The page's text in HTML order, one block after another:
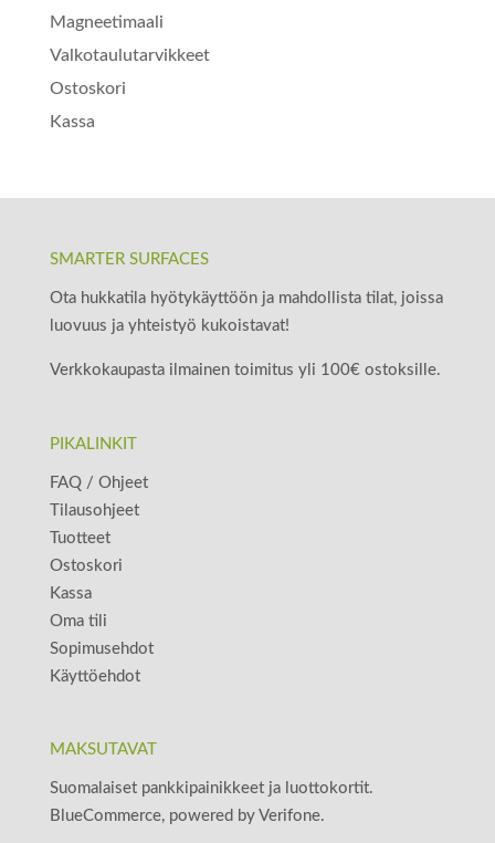
Magneetimaali
Valkotaulutarvikkeet
Ostoskori
Kassa
SMARTER SURFACES
Ota hukkatila hyötykäyttöön ja mahdollista tilat, joissa
luovuus ja yhteistyö kukoistavat!
Verkkokaupasta ilmainen toimitus yli 100€ ostoksille.
PIKALINKIT
FAQ / Ohjeet
Tilausohjeet
Tuotteet
Ostoskori
Kassa
Oma tili
Sopimusehdot
Käyttöehdot
MAKSUTAVAT
Suomalaiset pankkipainikkeet ja luottokortit.
BlueCommerce, powered by Verifone.